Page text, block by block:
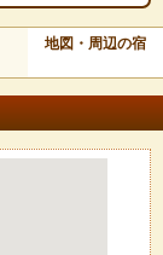
地図・周辺の宿